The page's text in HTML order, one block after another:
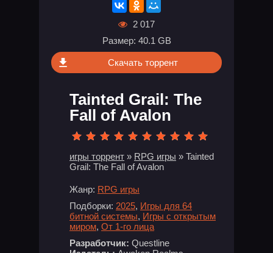
2 017
Размер: 40.1 GB
Скачать торрент
Tainted Grail: The
Fall of Avalon
игры торрент » RPG игры » Tainted
Grail: The Fall of Avalon
Жанр: RPG игры
Подборки: 2025, Игры для 64
битной системы, Игры с открытым
миром, От 1-го лица
Разработчик: Questline